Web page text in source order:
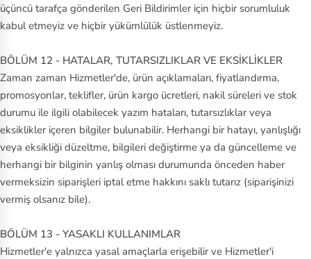
üçüncü tarafça gönderilen Geri Bildirimler için hiçbir sorumluluk
kabul etmeyiz ve hiçbir yükümlülük üstlenmeyiz.
BÖLÜM 12 - HATALAR, TUTARSIZLIKLAR VE EKSİKLİKLER
Zaman zaman Hizmetler'de, ürün açıklamaları, fiyatlandırma,
promosyonlar, teklifler, ürün kargo ücretleri, nakil süreleri ve stok
durumu ile ilgili olabilecek yazım hataları, tutarsızlıklar veya
eksiklikler içeren bilgiler bulunabilir. Herhangi bir hatayı, yanlışlığı
veya eksikliği düzeltme, bilgileri değiştirme ya da güncelleme ve
herhangi bir bilginin yanlış olması durumunda önceden haber
vermeksizin siparişleri iptal etme hakkını saklı tutarız (siparişinizi
vermiş olsanız bile).
BÖLÜM 13 - YASAKLI KULLANIMLAR
Hizmetler'e yalnızca yasal amaçlarla erişebilir ve Hizmetler'i